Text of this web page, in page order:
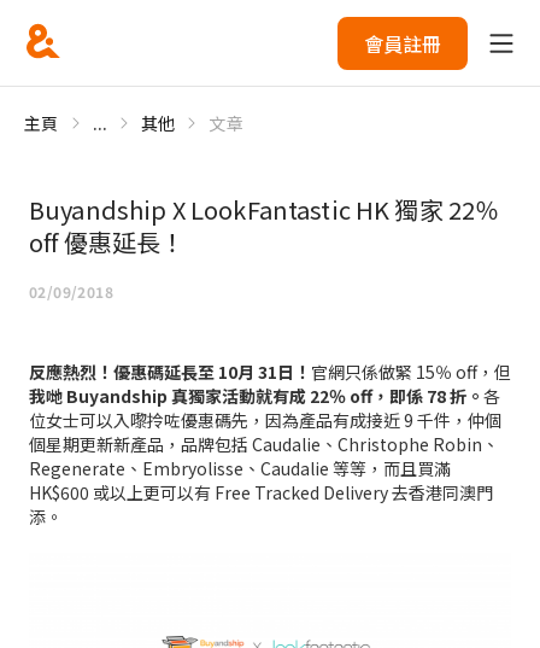
會員註冊
主頁 ... 其他 文章
Buyandship X LookFantastic HK 獨家 22％
off 優惠延長！
02/09/2018
反應熱烈！優惠碼延長至 10月 31日！ 官網只係做緊 15％ off，但
我哋 Buyandship 真獨家活動就有成 22％ off，即係 78 折。 各
位女士可以入嚟拎咗優惠碼先，因為產品有成接近 9 千件，仲個
個星期更新新產品，品牌包括 Caudalie、Christophe Robin、
Regenerate、Embryolisse、Caudalie 等等，而且買滿
HK$600 或以上更可以有 Free Tracked Delivery 去香港同澳門
添。